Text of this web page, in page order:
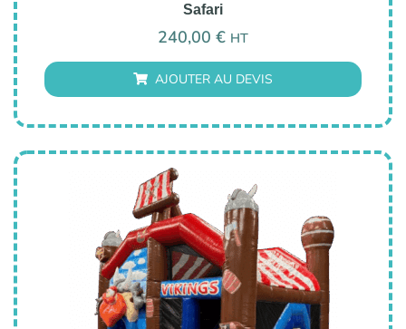
Safari
240,00 € HT
AJOUTER AU DEVIS